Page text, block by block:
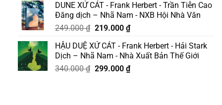
là:
774.000 ₫.
tại
là:
681.000 ₫.
DUNE XỨ CÁT - Frank Herbert - Trần Tiễn Cao
Đăng dịch – Nhã Nam - NXB Hội Nhà Văn
249.000₫ Giá
là:
249.000 ₫.
219.000 ₫Giá
tại
là:
219.000 ₫.
HẬU DUỆ XỨ CÁT - Frank Herbert - Hải Stark
Dịch – Nhã Nam - Nhà Xuất Bản Thế Giới
340.000₫ Giá
299.000 ₫Giá